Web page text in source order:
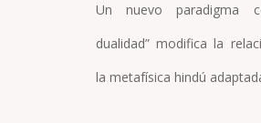
Un nuevo paradigma
dualidad” modifica la
la metafísica hindú